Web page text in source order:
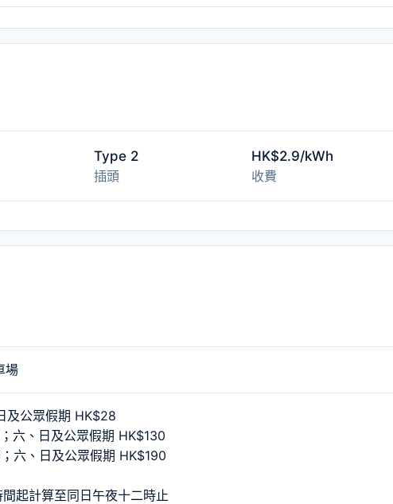
Type 2
插頭
HK$2.9/kWh
收費
場
及公眾假期 HK$28
六、日及公眾假期 HK$130
六、日及公眾假期 HK$190
起計算至同日午夜十二時止